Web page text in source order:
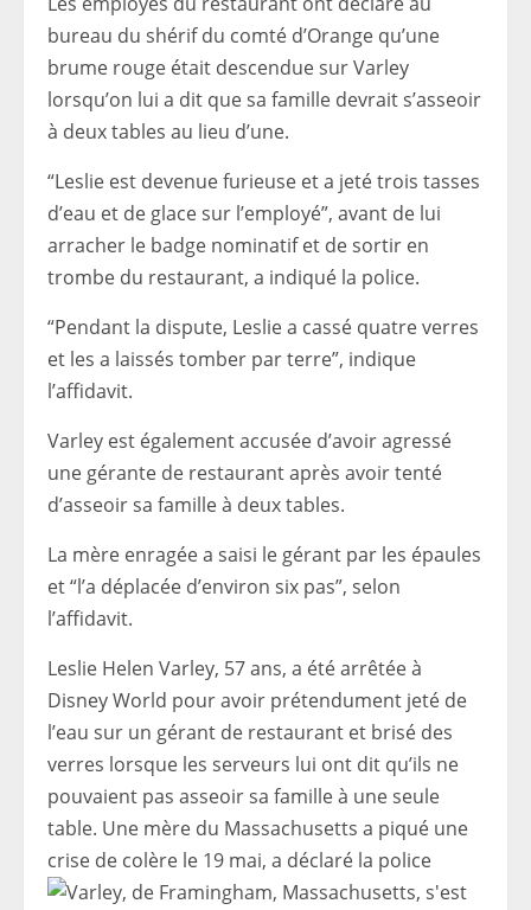
bureau du shérif du comté d’Orange qu’une
brume rouge était descendue sur Varley
lorsqu’on lui a dit que sa famille devrait s’asseoir
à deux tables au lieu d’une.
“Leslie est devenue furieuse et a jeté trois tasses
d’eau et de glace sur l’employé”, avant de lui
arracher le badge nominatif et de sortir en
trombe du restaurant, a indiqué la police.
“Pendant la dispute, Leslie a cassé quatre verres
et les a laissés tomber par terre”, indique
l’affidavit.
Varley est également accusée d’avoir agressé
une gérante de restaurant après avoir tenté
d’asseoir sa famille à deux tables.
La mère enragée a saisi le gérant par les épaules
et “l’a déplacée d’environ six pas”, selon
l’affidavit.
Leslie Helen Varley, 57 ans, a été arrêtée à
Disney World pour avoir prétendument jeté de
l’eau sur un gérant de restaurant et brisé des
verres lorsque les serveurs lui ont dit qu’ils ne
pouvaient pas asseoir sa famille à une seule
table. Une mère du Massachusetts a piqué une
crise de colère le 19 mai, a déclaré la police